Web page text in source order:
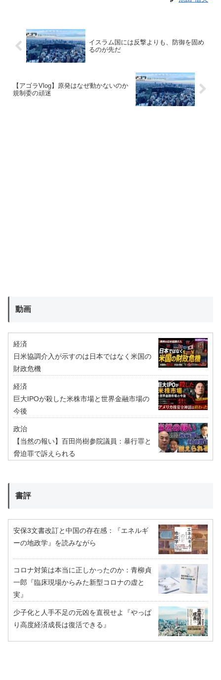
イスラム国には反撃よりも、防御を固め
るのが先だ
【アゴラVlog】原発はなぜ動かないのか
規制委の頑迷
動画
経済
日米協調介入が示すのは日本ではなく米国の
財政危機
経済
巨大IPOが殺した米株市場と世界金融市場の
今後
政治
【当然の報い】百田尚樹参院議員：暴行罪と
脅迫罪で訴えられる
書評
安保3文書改訂と中国の存在感：『エネルギ
ーの地政学』を読みながら
コロナ対策は本当に正しかったのか：青柳貞
一郎『臨床現場からみた新型コロナの虚と
実』
少子化と人手不足の元凶を直視せよ『やっぱ
り高度経済成長は復活できる』